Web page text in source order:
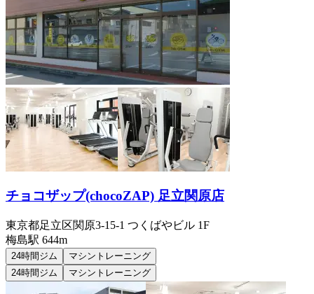
チョコザップ(chocoZAP) 足立関原店
東京都足立区関原3-15-1 つくばやビル 1F
梅島駅 644m
24時間ジム
マシントレーニング
24時間ジム
マシントレーニング